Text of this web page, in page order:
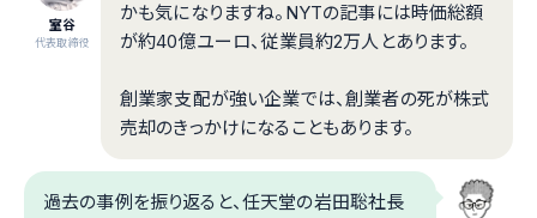
室谷
代表取締役
かも気になりますね。NYTの記事には時価総額
が約40億ユーロ、従業員約2万人とあります。
創業家支配が強い企業では、創業者の死が株式
売却のきっかけになることもあります。
過去の事例を振り返ると、任天堂の岩田聡社長